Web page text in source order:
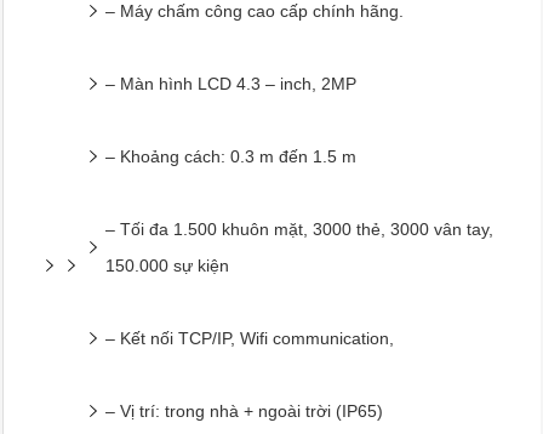
– Máy chấm công cao cấp chính hãng.
– Màn hình LCD 4.3 – inch, 2MP
– Khoảng cách: 0.3 m đến 1.5 m
– Tối đa 1.500 khuôn mặt, 3000 thẻ, 3000 vân tay,
150.000 sự kiện
– Kết nối TCP/IP, Wifi communication,
– Vị trí: trong nhà + ngoài trời (IP65)